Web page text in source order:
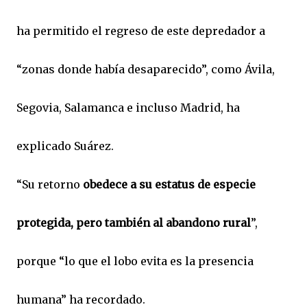
ha permitido el regreso de este depredador a
“zonas donde había desaparecido”, como Ávila,
Segovia, Salamanca e incluso Madrid, ha
explicado Suárez.
“Su retorno obedece a su estatus de especie
protegida, pero también al abandono rural”,
porque “lo que el lobo evita es la presencia
humana” ha recordado.